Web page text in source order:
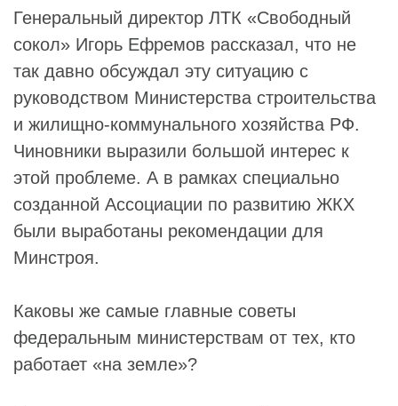
Генеральный директор ЛТК «Свободный
сокол» Игорь Ефремов рассказал, что не
так давно обсуждал эту ситуацию с
руководством Министерства строительства
и жилищно-коммунального хозяйства РФ.
Чиновники выразили большой интерес к
этой проблеме. А в рамках специально
созданной Ассоциации по развитию ЖКХ
были выработаны рекомендации для
Минстроя.
Каковы же самые главные советы
федеральным министерствам от тех, кто
работает «на земле»?